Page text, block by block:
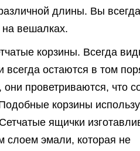
длины. Вы всегда
вешалках.
корзины. Всегда
остаются в том
проветриваются, что
корзины
ящички
слоем эмали, которая не